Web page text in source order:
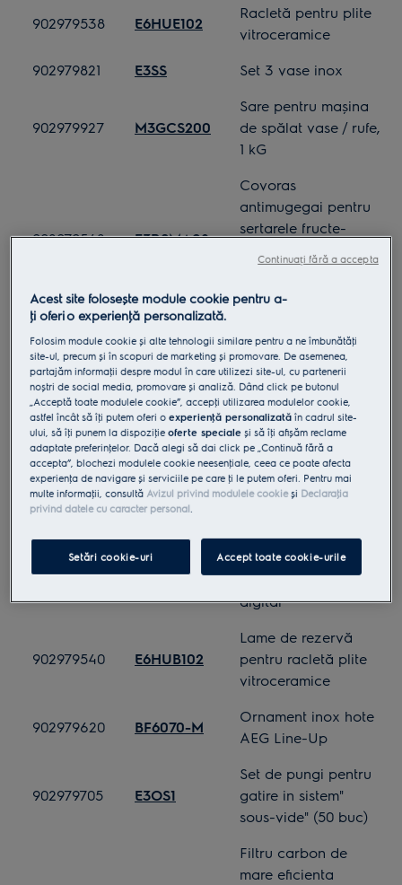
902979538 E6HUE102
Racletă pentru plite
vitroceramice
902979821
E3SS Set 3 vase inox
902979927 M3GCS200
Sare pentru maşina
de spălat vase / rufe,
1 kG
902979542 E3RSMA02
Covoras
antimugegai pentru
sertarele fructe-
dinfrigider.Dimensiuni
31,5 x 45.7 cm
902979876 ECFB01
standard (inlocuire la
4/6 luni)
902979623 K2000X
Extensie masca hota
tip line-up
902979385 E2HGF200
Furtun alimentare
gaz ( GN/GPL) -2 ml
aparate frigorifice
Termometru carne
digital
902979540 E6HUB102
Lame de rezervă
pentru racletă plite
vitroceramice
902979620 BF6070-M
Ornament inox hote
AEG Line-Up
902979705 E3OS1
Set de pungi pentru
gatire in sistem"
sous-vide" (50 buc)
Filtru carbon de
mare eficienta
Acest site folosește module cookie pentru a-
ţi oferi o experienţă personalizată.
Folosim module cookie și alte tehnologii similare pentru a ne îmbunătăţi
site-ul, precum și în scopuri de marketing și promovare. De asemenea,
partajăm informaţii despre modul în care utilizezi site-ul, cu partenerii
noștri de social media, promovare și analiză. Dând click pe butonul
„Acceptă toate modulele cookie”, accepţi utilizarea modulelor cookie,
astfel încât să îţi putem oferi oexperienţă personalizată în cadrul site-
ului, să îţi punem la dispoziţieoferte speciale și să îţi afișăm reclame
adaptate preferinţelor. Dacă alegi să dai click pe „Continuă fără a
accepta”, blochezi modulele cookie neesenţiale, ceea ce poate afecta
experienţa de navigare și serviciile pe care ţi le putem oferi. Pentru mai
multe informaţii, consultă Avizul privind modulele cookieși Declaraţia
privind datele cu caracter personal.
Setări cookie-uri Accept toate cookie-urile
Continuați fără a accepta